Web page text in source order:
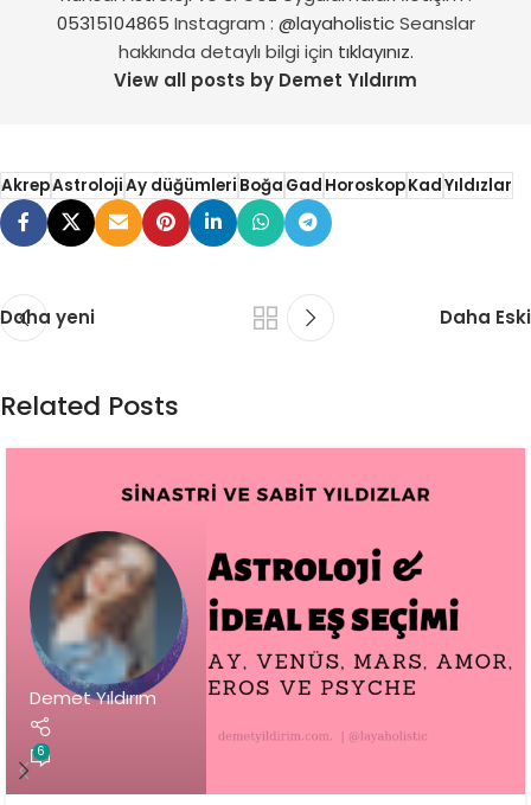
05315104865 Instagram : @layaholisticSeanslar
hakkında detaylı bilgi için tıklayınız.
View all posts by Demet Yıldırım
AkrepAstrolojiAy düğümleriBoğaGadHoroskopKadYıldızlar
Daha yeni Daha Eski
Related Posts
Demet Yıldırım
6